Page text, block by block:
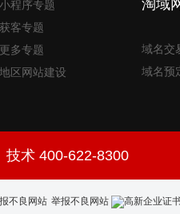
小程序专题
获客专题
更多专题
地区网站建设
淘域
域名交
域名预
技术 400-622-8300
举报不良网站